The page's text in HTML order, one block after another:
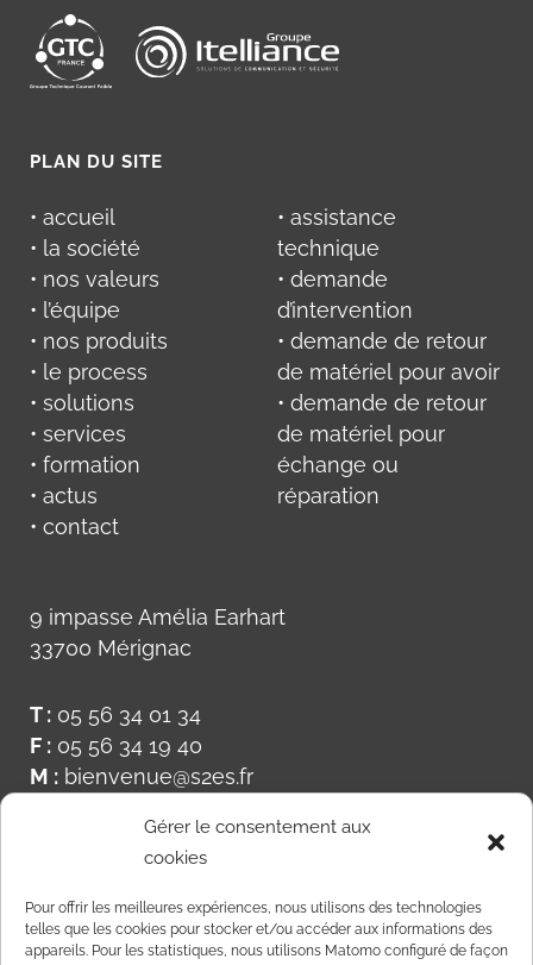
Gérer le consentement aux
cookies
Pour offrir les meilleures expériences, nous utilisons des technologies
telles que les cookies pour stocker et/ou accéder aux informations des
appareils. Pour les statistiques, nous utilisons Matomo configuré de façon
PLAN DU SITE
• accueil
• la société
• nos valeurs
• l’équipe
• nos produits
• le process
• solutions
• services
• formation
• actus
• contact
• assistance
technique
• demande
d’intervention
• demande de retour
de matériel pour avoir
• demande de retour
de matériel pour
échange ou
réparation
9 impasse Amélia Earhart
33700 Mérignac
T : 05 56 34 01 34
F : 05 56 34 19 40
M : bienvenue@s2es.fr